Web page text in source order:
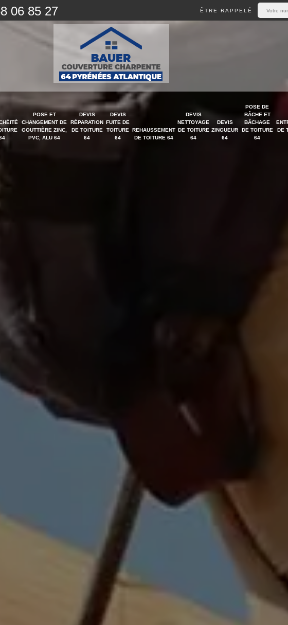
06 85 27 ÊTRE RAPPELÉ
POSE ET
CHANGEMENT DE
GOUTTIÈRE ZINC,
PVC, ALU 64
DEVIS
RÉPARATION
DE TOITURE
64
DEVIS
FUITE DE
TOITURE
64
REHAUSSEMENT
DE TOITURE 64
DEVIS
NETTOYAGE
DE TOITURE
64
DEVIS
ZINGUEUR
64
POSE DE
BÂCHE ET
BÂCHAGE
DE TOITURE
64
DE